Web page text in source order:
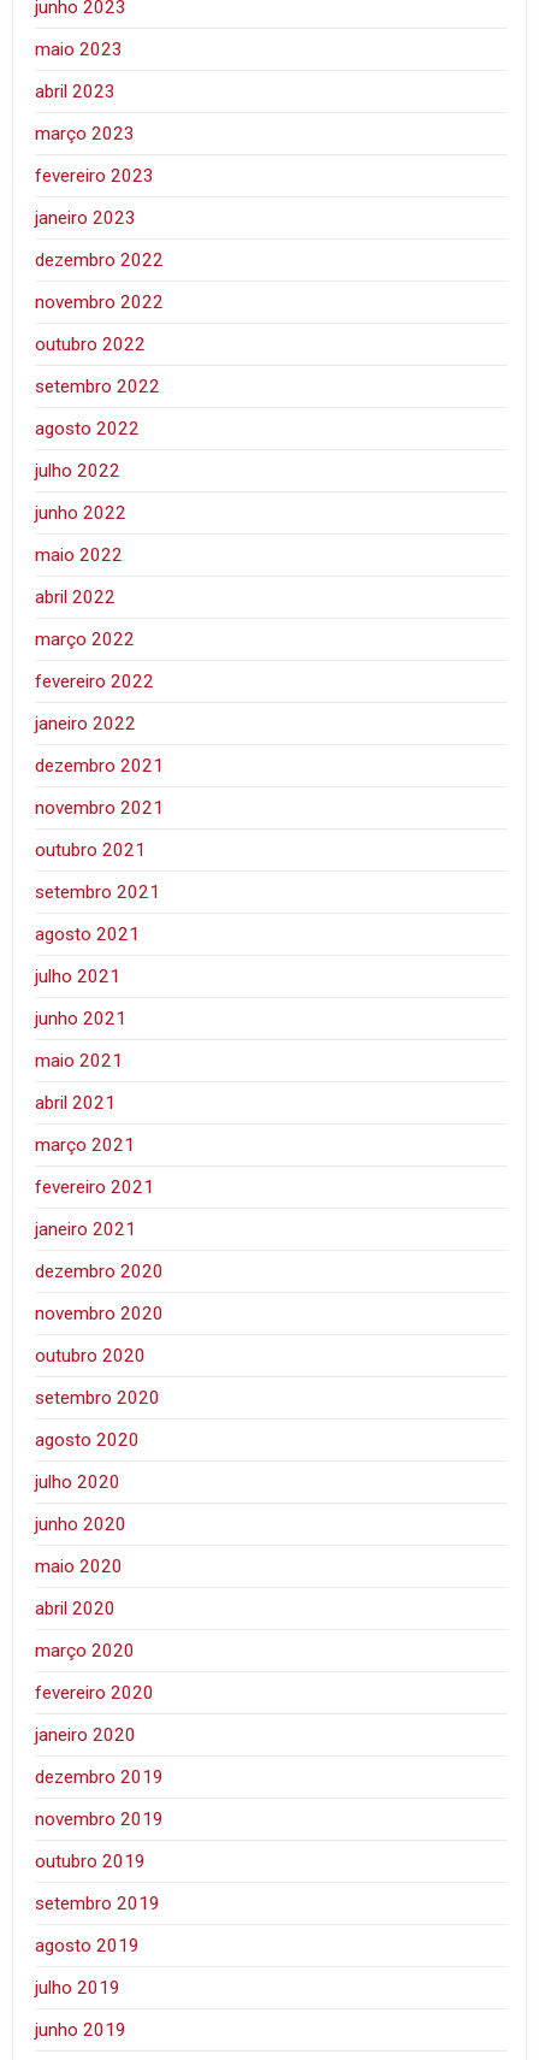
junho 2023
maio 2023
abril 2023
março 2023
fevereiro 2023
janeiro 2023
dezembro 2022
novembro 2022
outubro 2022
setembro 2022
agosto 2022
julho 2022
junho 2022
maio 2022
abril 2022
março 2022
fevereiro 2022
janeiro 2022
dezembro 2021
novembro 2021
outubro 2021
setembro 2021
agosto 2021
julho 2021
junho 2021
maio 2021
abril 2021
março 2021
fevereiro 2021
janeiro 2021
dezembro 2020
novembro 2020
outubro 2020
setembro 2020
agosto 2020
julho 2020
junho 2020
maio 2020
abril 2020
março 2020
fevereiro 2020
janeiro 2020
dezembro 2019
novembro 2019
outubro 2019
setembro 2019
agosto 2019
julho 2019
junho 2019